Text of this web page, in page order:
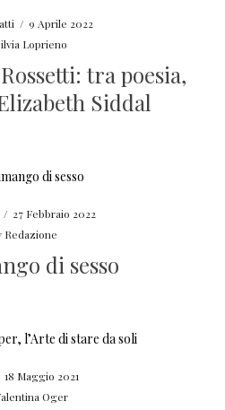
/ 9 Aprile 2022
Loprieno
tra poesia,
Siddal
/ 27 Febbraio 2022
Redazione
di sesso
18 Maggio 2021
Oger